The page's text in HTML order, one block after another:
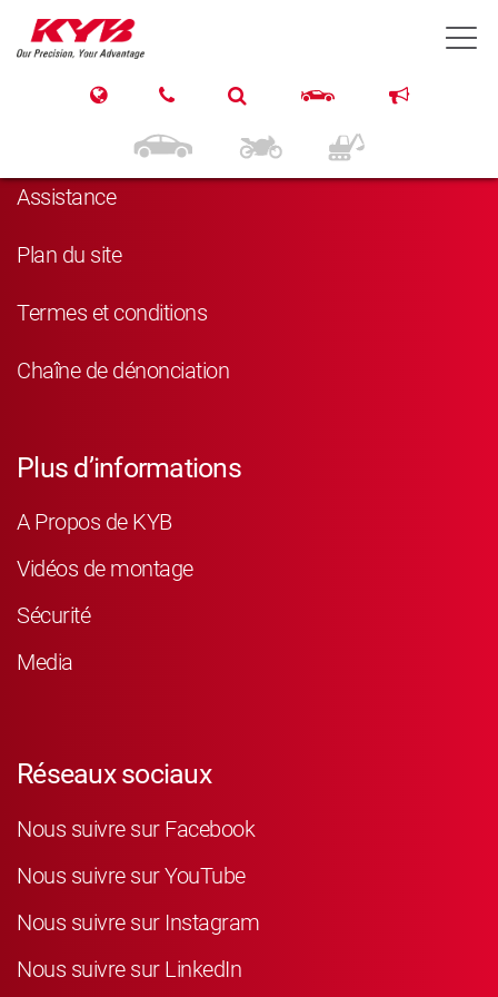
Navigation
Assistance
Plan du site
Termes et conditions
Chaîne de dénonciation
Plus d’informations
A Propos de KYB
Vidéos de montage
Sécurité
Media
Réseaux sociaux
Nous suivre sur Facebook
Nous suivre sur YouTube
Nous suivre sur Instagram
Nous suivre sur LinkedIn